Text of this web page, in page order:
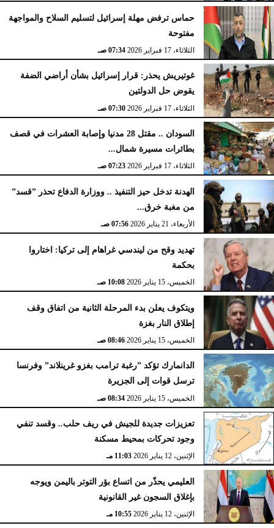
حماس ترفض مهلة إسرائيل لتسليم السلاح والمواجهة
مفتوحة
الثلاثاء، 17 فبراير 2026 07:34 صـ
غوتيريش يحذر: قرار إسرائيل بشأن أراضي الضفة
يقوض حل الدولتين
الثلاثاء، 17 فبراير 2026 07:30 صـ
السودان .. مقتل 28 مدنيا وإصابة العشرات في قصف
بطائرات مسيرة شمال...
الثلاثاء، 17 فبراير 2026 07:23 صـ
الهدنة تدخل حيز التنفيذ .. ووزارة الدفاع تحذر ”قسد”
من مغبة خرق...
الأربعاء، 21 يناير 2026 07:56 صـ
تهديد وقح من ليندسي غراهام إلى تركيا: اختاروا
بحكمة
الخميس، 15 يناير 2026 10:08 صـ
ويتكوف يعلن بدء المرحلة الثانية من اتفاق وقف
إطلاق النار بغزة
الخميس، 15 يناير 2026 08:46 صـ
الدانمارك تؤكد ”رغبة ترامب بغزو غرينلاند” وفرنسا
ترسل قوات إلى الجزيرة
الخميس، 15 يناير 2026 08:34 صـ
تعزيزات جديدة للجيش في ريف حلب.. وقسد تنفي
وجود تحركات بمحيط مسكنة
الإثنين، 12 يناير 2026 11:03 مـ
العليمي يحذّر من اتساع بؤر التوتر باليمن ويوجه
بإغلاق السجون غير القانونية
الإثنين، 12 يناير 2026 10:55 مـ